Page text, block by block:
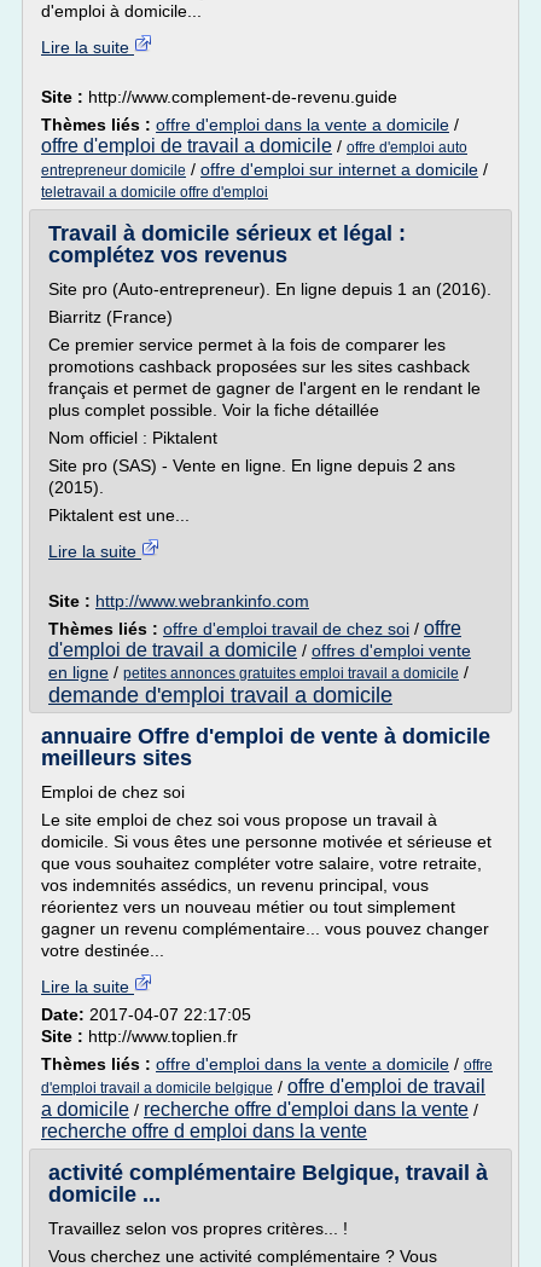
d'emploi à domicile...
Lire la suite
Site : http://www.complement-de-revenu.guide
Thèmes liés : offre d'emploi dans la vente a domicile /
offre d'emploi de travail a domicile / offre d'emploi auto
entrepreneur domicile / offre d'emploi sur internet a domicile /
teletravail a domicile offre d'emploi
Travail à domicile sérieux et légal :
complétez vos revenus
Site pro (Auto-entrepreneur). En ligne depuis 1 an (2016).
Biarritz (France)
Ce premier service permet à la fois de comparer les
promotions cashback proposées sur les sites cashback
français et permet de gagner de l'argent en le rendant le
plus complet possible. Voir la fiche détaillée
Nom officiel : Piktalent
Site pro (SAS) - Vente en ligne. En ligne depuis 2 ans
(2015).
Piktalent est une...
Lire la suite
Site : http://www.webrankinfo.com
Thèmes liés : offre d'emploi travail de chez soi / offre
d'emploi de travail a domicile / offres d'emploi vente
en ligne / petites annonces gratuites emploi travail a domicile /
demande d'emploi travail a domicile
annuaire Offre d'emploi de vente à domicile
meilleurs sites
Emploi de chez soi
Le site emploi de chez soi vous propose un travail à
domicile. Si vous êtes une personne motivée et sérieuse et
que vous souhaitez compléter votre salaire, votre retraite,
vos indemnités assédics, un revenu principal, vous
réorientez vers un nouveau métier ou tout simplement
gagner un revenu complémentaire... vous pouvez changer
votre destinée...
Lire la suite
Date: 2017-04-07 22:17:05
Site : http://www.toplien.fr
Thèmes liés : offre d'emploi dans la vente a domicile / offre
d'emploi travail a domicile belgique / offre d'emploi de travail
a domicile / recherche offre d'emploi dans la vente /
recherche offre d emploi dans la vente
activité complémentaire Belgique, travail à
domicile ...
Travaillez selon vos propres critères... !
Vous cherchez une activité complémentaire ? Vous